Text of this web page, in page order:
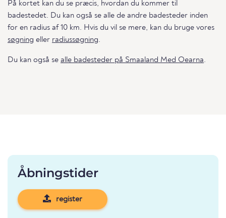
På kortet kan du se præcis, hvordan du kommer til
badestedet. Du kan også se alle de andre badesteder inden
for en radius af 10 km. Hvis du vil se mere, kan du bruge vores
søgning eller radiussøgning.
Du kan også se alle badesteder på Smaaland Med Oearna.
Åbningstider
register